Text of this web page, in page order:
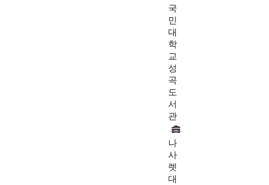
국
민
대
학
교
성
곡
도
서
관
나
사
렛
대